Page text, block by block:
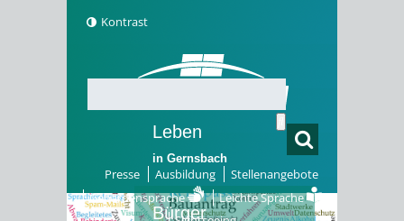
Kontrast
Presse Ausbildung
Stellenangebote
Gebärdensprache
Leichte Sprache
Leben
in Gernsbach
Bürger